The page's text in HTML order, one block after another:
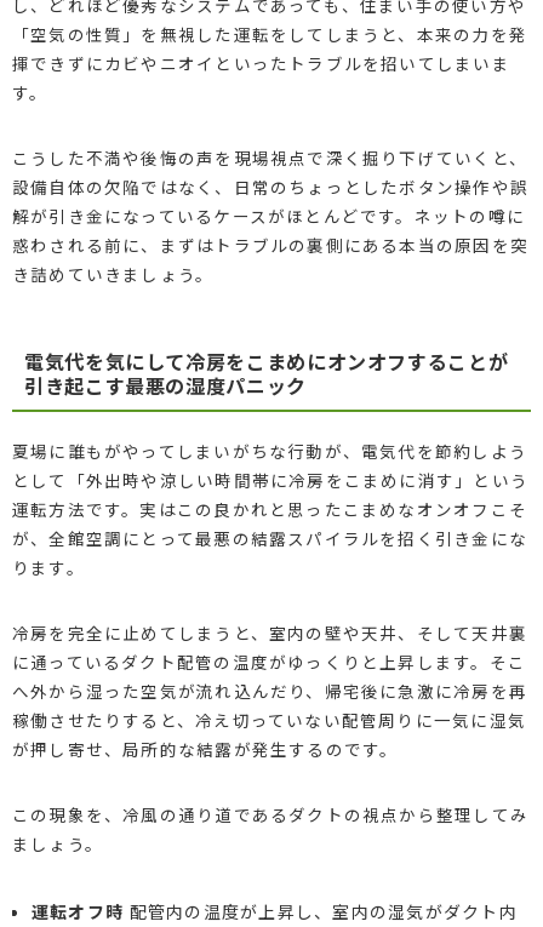
「空気の性質」を無視した運転をしてしまうと、本来の力を発
揮できずにカビやニオイといったトラブルを招いてしまいま
す。
こうした不満や後悔の声を現場視点で深く掘り下げていくと、
設備自体の欠陥ではなく、日常のちょっとしたボタン操作や誤
解が引き金になっているケースがほとんどです。ネットの噂に
惑わされる前に、まずはトラブルの裏側にある本当の原因を突
き詰めていきましょう。
電気代を気にして冷房をこまめにオンオフすることが
引き起こす最悪の湿度パニック
夏場に誰もがやってしまいがちな行動が、電気代を節約しよう
として「外出時や涼しい時間帯に冷房をこまめに消す」という
運転方法です。実はこの良かれと思ったこまめなオンオフこそ
が、全館空調にとって最悪の結露スパイラルを招く引き金にな
ります。
冷房を完全に止めてしまうと、室内の壁や天井、そして天井裏
に通っているダクト配管の温度がゆっくりと上昇します。そこ
へ外から湿った空気が流れ込んだり、帰宅後に急激に冷房を再
稼働させたりすると、冷え切っていない配管周りに一気に湿気
が押し寄せ、局所的な結露が発生するのです。
この現象を、冷風の通り道であるダクトの視点から整理してみ
ましょう。
運転オフ時 配管内の温度が上昇し、室内の湿気がダクト内